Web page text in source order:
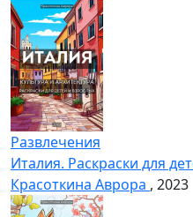
Развлечения
Италия. Раскраски для
Красоткина Аврора , 2023